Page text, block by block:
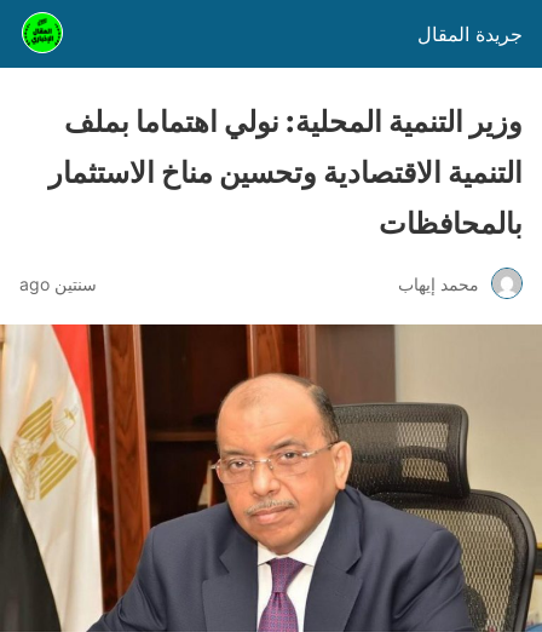
جريدة المقال
وزير التنمية المحلية: نولي اهتماما بملف
التنمية الاقتصادية وتحسين مناخ الاستثمار
بالمحافظات
محمد إيهاب سنتين ago